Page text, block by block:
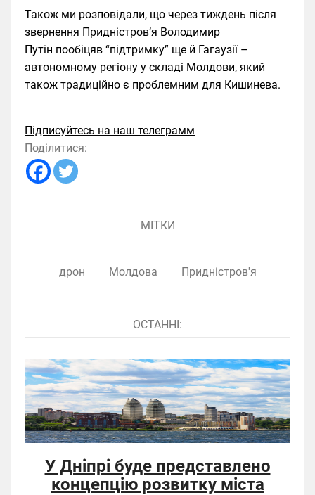
Також ми розповідали, що через тиждень після
звернення Придністров’я Володимир
Путін пообіцяв “підтримку” ще й Гагаузії –
автономному регіону у складі Молдови, який
також традиційно є проблемним для Кишинева.
Підписуйтесь на наш телеграмм
Поділитися:
МІТКИ
дрон Молдова Придністров'я
ОСТАННІ:
У Дніпрі буде представлено
концепцію розвитку міста